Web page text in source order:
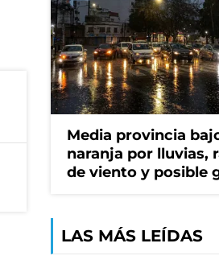
Media provincia
naranja por lluvias,
de viento y posible
LAS MÁS LEÍDAS